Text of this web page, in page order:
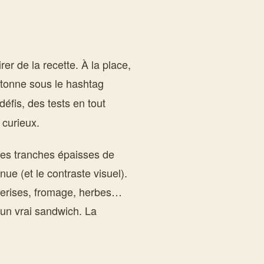
de la recette. À la place,
sous le hashtag
des tests en tout
tranches épaisses de
(et le contraste visuel).
fromage, herbes…
vrai sandwich. La